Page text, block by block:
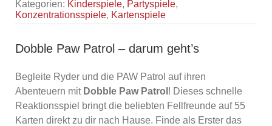
Kategorien: Kinderspiele, Partyspiele,
Konzentrationsspiele, Kartenspiele
Dobble Paw Patrol – darum geht’s
Begleite Ryder und die PAW Patrol auf ihren
Abenteuern mit Dobble Paw Patrol ! Dieses schnelle
Reaktionsspiel bringt die beliebten Fellfreunde auf 55
Karten direkt zu dir nach Hause. Finde als Erster das